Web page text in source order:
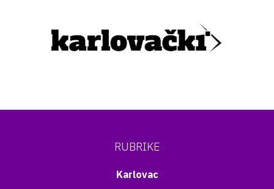
RUBRIKE
Karlovac